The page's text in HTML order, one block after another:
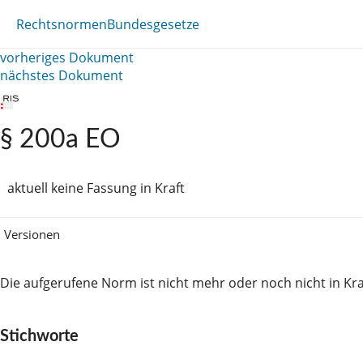
RechtsnormenBundesgesetze
vorheriges Dokument
nächstes Dokument
§ 200a EO
aktuell keine Fassung in Kraft
Versionen
Die aufgerufene Norm ist nicht mehr oder noch nicht in
Stichworte